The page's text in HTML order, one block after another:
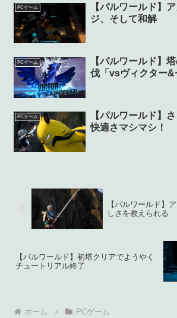
PCゲーム
【パルワールド】
ジ、そして和解
PCゲーム
【パルワールド】
伐「vsヴィクター&
PCゲーム
【パルワールド】
快適さマシマシ！
【パルワールド】
しさを教えられる
【パルワールド】初塔クリアでようやく
チュートリアル終了
ホーム PCゲーム